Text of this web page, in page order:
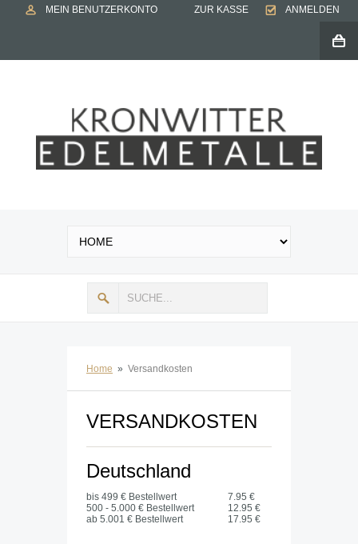
MEIN BENUTZERKONTO ZUR KASSE ANMELDEN
Home » Versandkosten
VERSANDKOSTEN
Deutschland
bis 499 € Bestellwert
7.95 €
500 - 5.000 € Bestellwert
12.95 €
ab 5.001 € Bestellwert
17.95 €